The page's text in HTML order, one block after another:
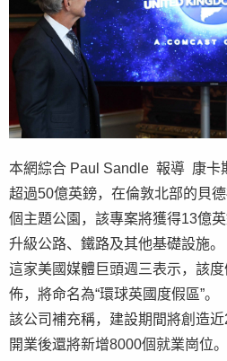
本網綜合 Paul Sandle 報導 康卡
超過50億英鎊，在倫敦北部的貝
個主題公園，該專案將獲得13億
升級公路、鐵路及其他基礎設施。
這家美國媒體巨頭週三表示，該
佈，將命名為“環球英國度假區”。
該公司補充稱，建設期間將創造
開業後還將新增8000個就業崗位。